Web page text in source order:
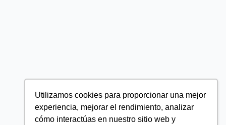
Utilizamos cookies para proporcionar una mejor
experiencia, mejorar el rendimiento, analizar
cómo interactúas en nuestro sitio web y